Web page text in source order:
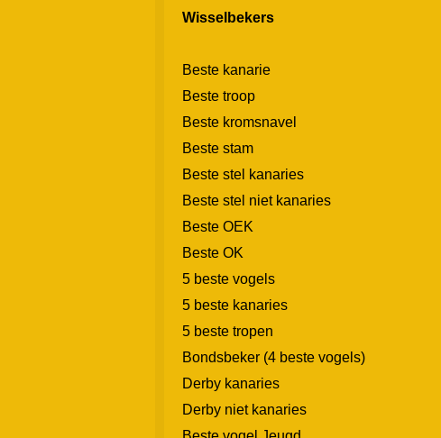
Wisselbekers
Beste kanarie
Beste troop
Beste kromsnavel
Beste stam
Beste stel kanaries
Beste stel niet kanaries
Beste OEK
Beste OK
5 beste vogels
5 beste kanaries
5 beste tropen
Bondsbeker (4 beste vogels)
Derby kanaries
Derby niet kanaries